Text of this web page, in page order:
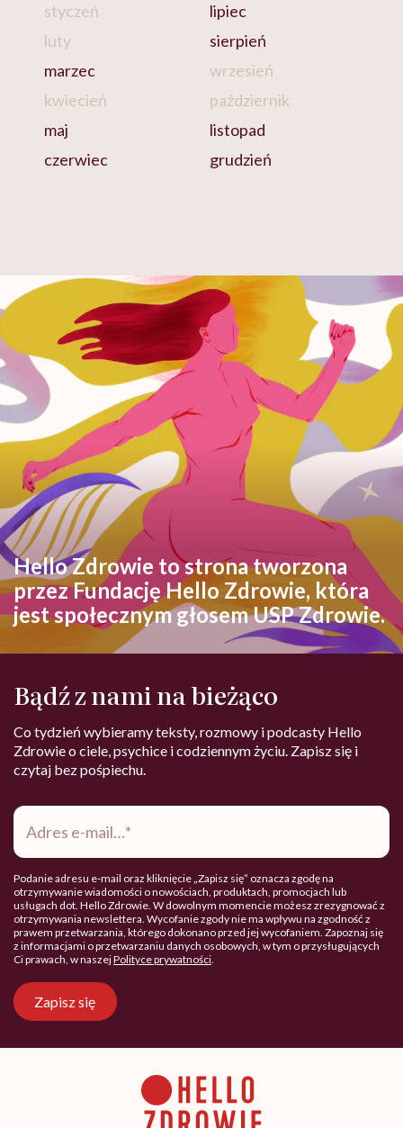
styczeń
luty
marzec
kwiecień
maj
czerwiec
lipiec
sierpień
wrzesień
październik
listopad
grudzień
Hello Zdrowie to strona tworzona
przez Fundację Hello Zdrowie, która
jest społecznym głosem USP Zdrowie.
Bądź z nami na bieżąco
Co tydzień wybieramy teksty, rozmowy i podcasty Hello
Zdrowie o ciele, psychice i codziennym życiu. Zapisz się i
czytaj bez pośpiechu.
Adres
mail*
Podanie adresu e-mail oraz kliknięcie „Zapisz się” oznacza zgodę na
otrzymywanie wiadomości o nowościach, produktach, promocjach lub
usługach dot. Hello Zdrowie. W dowolnym momencie możesz zrezygnować z
otrzymywania newslettera. Wycofanie zgody nie ma wpływu na zgodność z
prawem przetwarzania, którego dokonano przed jej wycofaniem. Zapoznaj się
z informacjami o przetwarzaniu danych osobowych, w tym o przysługujących
Ci prawach, w naszejPolityce prywatności.
Zapisz się